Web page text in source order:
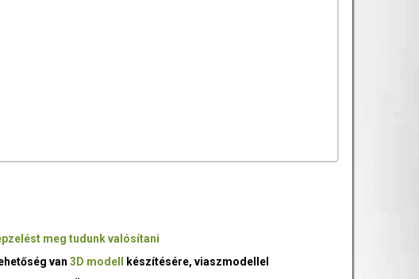
meg tudunk valósítani
van3D modell
készítésére, viaszmodellel